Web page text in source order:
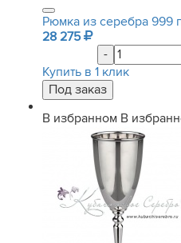
Рюмка из серебра 999
28 275
-
Купить в 1 клик
В избранном В